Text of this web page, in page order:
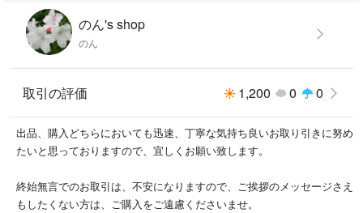
のん's shop
のん
取引の評価 1,200 0 0
出品、購入どちらにおいても迅速、丁寧な気持ち良いお取り引きに努め
たいと思っておりますので、宜しくお願い致します。
終始無言でのお取引は、不安になりますので、ご挨拶のメッセージさえ
もしたくない方は、ご購入をご遠慮くださいませ。